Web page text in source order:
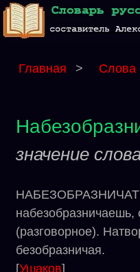
Главная > Слова
значение
(разговорное).
безобразничая.
[Ушаков]